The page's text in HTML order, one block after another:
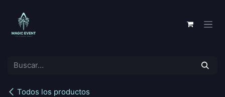
Todos los productos